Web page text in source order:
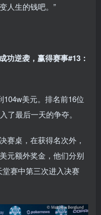
人生的钱吧。”
功逆袭，赢得赛事#13：
104w美元。排名前16位
了最后一天的争夺。
赛桌，在获得名次外，
元额外奖金，他们分别
赛中第三次进入决赛